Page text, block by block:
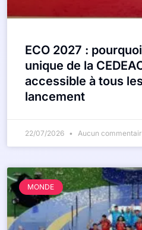
ECO 2027 :
unique de la
accessible à tous
lancement
22/07/2026 Aucun
MONDE